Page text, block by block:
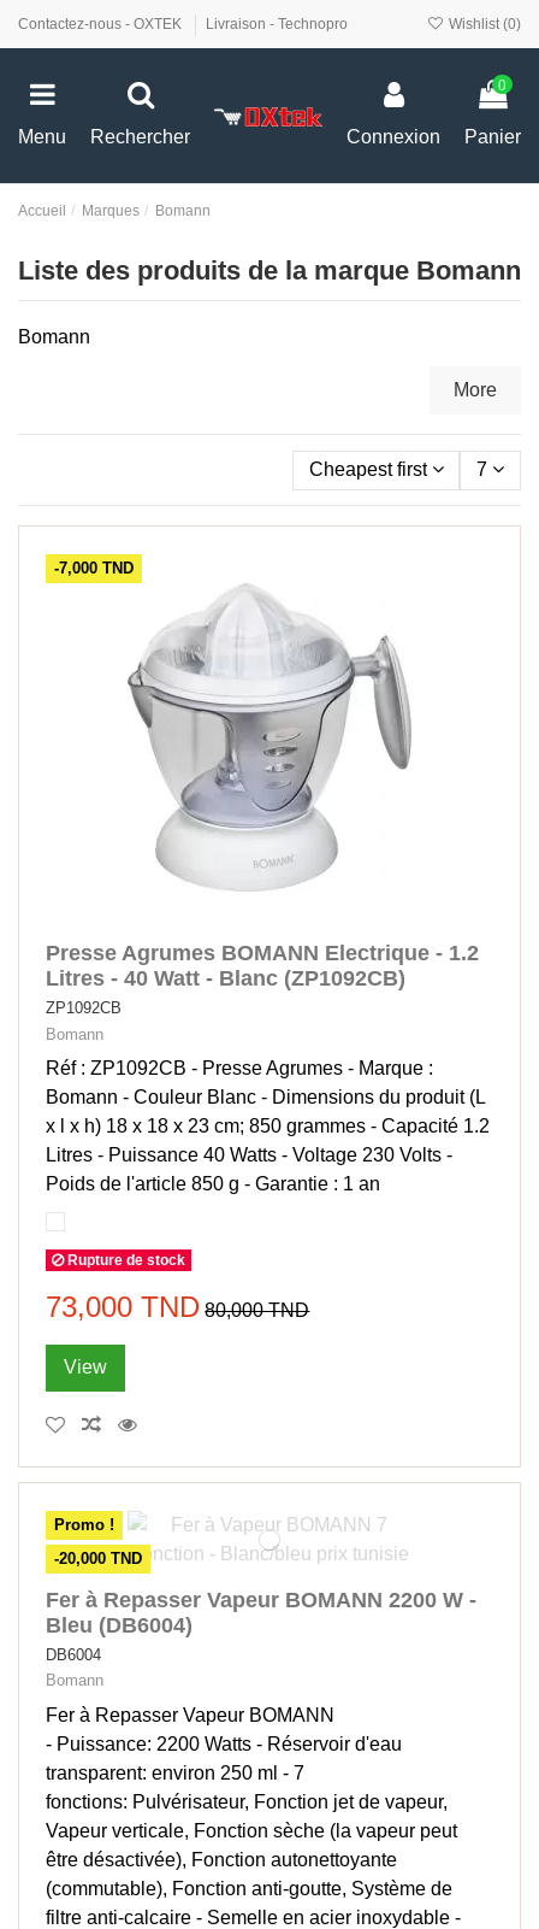
Contactez-nous - OXTEK Livraison - Technopro Wishlist (0)
Menu Rechercher Connexion
0
Panier
Accueil Marques Bomann
Liste des produits de la marque Bomann
Bomann
More
Cheapest first 7
-7,000 TND
Presse Agrumes BOMANN Electrique - 1.2
Litres - 40 Watt - Blanc (ZP1092CB)
ZP1092CB
Bomann
Réf : ZP1092CB - Presse Agrumes - Marque :
‎Bomann - Couleur ‎Blanc - Dimensions du produit (L
x l x h) ‎18 x 18 x 23 cm; 850 grammes - Capacité ‎1.2
Litres - Puissance ‎40 Watts - Voltage ‎230 Volts -
Poids de l'article ‎850 g - Garantie : 1 an
Rupture de stock
73,000 TND 80,000 TND
View
Promo !
-20,000 TND
Fer à Repasser Vapeur BOMANN 2200 W -
Bleu (DB6004)
DB6004
Bomann
Fer à Repasser Vapeur BOMANN
- Puissance: 2200 Watts - Réservoir d'eau
transparent: environ 250 ml - 7
fonctions: Pulvérisateur, Fonction jet de vapeur,
Vapeur verticale, Fonction sèche (la vapeur peut
être désactivée), Fonction autonettoyante
(commutable), Fonction anti-goutte, Système de
filtre anti-calcaire - Semelle en acier inoxydable -